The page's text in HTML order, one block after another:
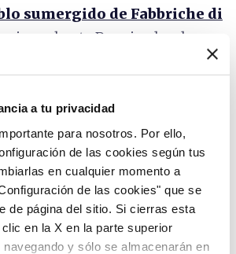
a tu privacidad
para nosotros. Por ello,
de las cookies según tus
en cualquier momento a
de las cookies" que se
de página del sitio. Si cierras esta
en la X en la parte superior
y sólo se almacenarán en
sumergido de Fabbriche di
hasta Poggio, donde
en dirección a
debido a la mayor
dedos recorridos
se cruzan en el pueblo de
también encontramos la
(Poggio-Careggine-Vagli) y